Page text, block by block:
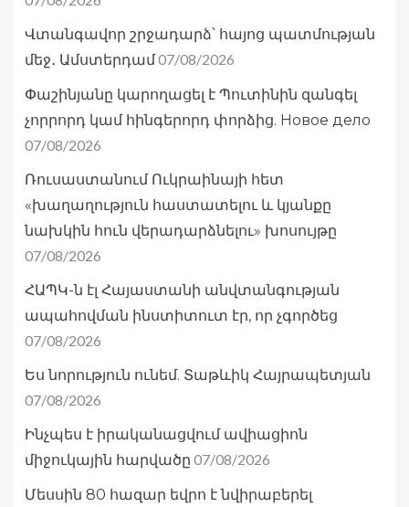
Վտանգավոր շրջադարձ՝ հայոց պատմության
մեջ․ Ամստերդամ07/08/2026
Փաշինյանը կարողացել է Պուտինին զանգել
չորրորդ կամ հինգերորդ փորձից. Новое дело
07/08/2026
Ռուսաստանում Ուկրաինայի հետ
«խաղաղություն հաստատելու և կյանքը
նախկին հուն վերադարձնելու» խոսույթը
07/08/2026
ՀԱՊԿ-ն էլ Հայաստանի անվտանգության
ապահովման ինստիտուտ էր, որ չգործեց
07/08/2026
Ես նորություն ունեմ. Տաթևիկ Հայրապետյան
07/08/2026
Ինչպես է իրականացվում ավիացիոն
միջուկային հարվածը 07/08/2026
Մեսսին 80 հազար եվրո է նվիրաբերել